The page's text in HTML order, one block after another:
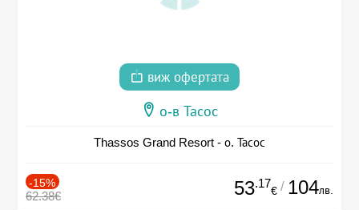
виж офертата
о-в Тасос
Thassos Grand Resort - о. Тасос
-15%
62.38€ 53.17
€ / 104лв.